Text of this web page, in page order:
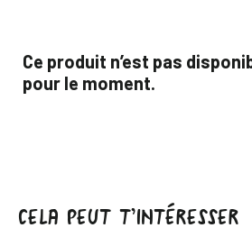
Ce produit n’est pas
pour le moment.
CELA PEUT T’INTÉRESSER